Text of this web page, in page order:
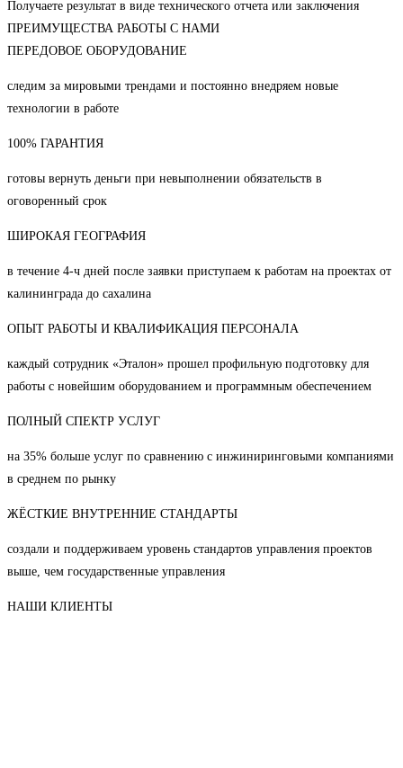
Получаете результат в виде технического отчета или заключения
ПРЕИМУЩЕСТВА РАБОТЫ С НАМИ
ПЕРЕДОВОЕ ОБОРУДОВАНИЕ
следим за мировыми трендами и постоянно внедряем новые
технологии в работе
100% ГАРАНТИЯ
готовы вернуть деньги при невыполнении обязательств в
оговоренный срок
ШИРОКАЯ ГЕОГРАФИЯ
в течение 4-ч дней после заявки приступаем к работам на проектах от
калининграда до сахалина
ОПЫТ РАБОТЫ И КВАЛИФИКАЦИЯ ПЕРСОНАЛА
каждый сотрудник «Эталон» прошел профильную подготовку для
работы с новейшим оборудованием и программным обеспечением
ПОЛНЫЙ СПЕКТР УСЛУГ
на 35% больше услуг по сравнению с инжиниринговыми компаниями
в среднем по рынку
ЖЁСТКИЕ ВНУТРЕННИЕ СТАНДАРТЫ
создали и поддерживаем уровень стандартов управления проектов
выше, чем государственные управления
НАШИ КЛИЕНТЫ